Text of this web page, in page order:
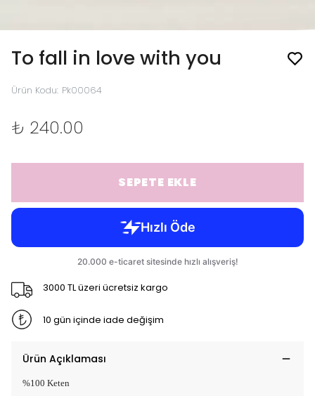
To fall in love with you
Ürün Kodu: Pk00064
₺ 240.00
SEPETE EKLE
3000 TL üzeri ücretsiz kargo
10 gün içinde iade değişim
Ürün Açıklaması
%100 Keten